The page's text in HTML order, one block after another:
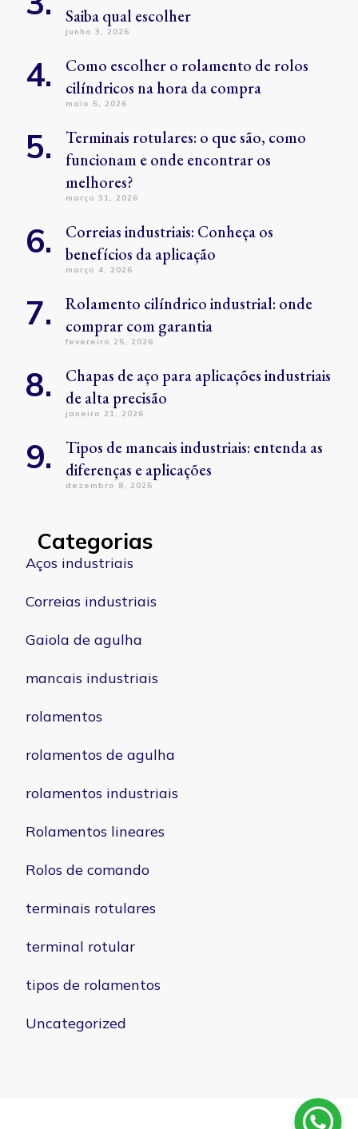
Saiba qual escolher
junho 3, 2026
Como escolher o rolamento de rolos
cilíndricos na hora da compra
maio 5, 2026
Terminais rotulares: o que são, como
funcionam e onde encontrar os
melhores?
março 31, 2026
Correias industriais: Conheça os
benefícios da aplicação
março 4, 2026
Rolamento cilíndrico industrial: onde
comprar com garantia
fevereiro 25, 2026
Chapas de aço para aplicações industriais
de alta precisão
janeiro 21, 2026
Tipos de mancais industriais: entenda as
diferenças e aplicações
dezembro 8, 2025
Categorias
Aços industriais
Correias industriais
Gaiola de agulha
mancais industriais
rolamentos
rolamentos de agulha
rolamentos industriais
Rolamentos lineares
Rolos de comando
terminais rotulares
terminal rotular
tipos de rolamentos
Uncategorized